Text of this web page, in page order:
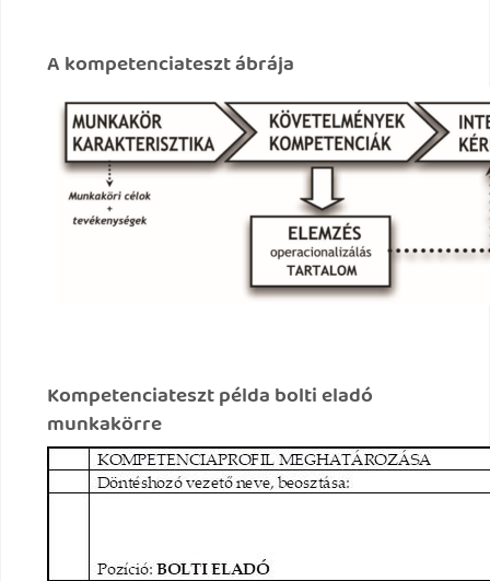
A kompetenciateszt ábrája
Kompetenciateszt példa bolti eladó
munkakörre​​​​​​​​